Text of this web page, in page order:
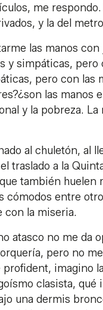
me
y la del
las manos con
y simpáticas, pero
pero con las
las manos
y la pobreza. La
al chuletón, al
traslado a la
también huelen
cómodos entre
con la miseria.
atasco no me da
pero no
imagino
clasista, qué
una dermis